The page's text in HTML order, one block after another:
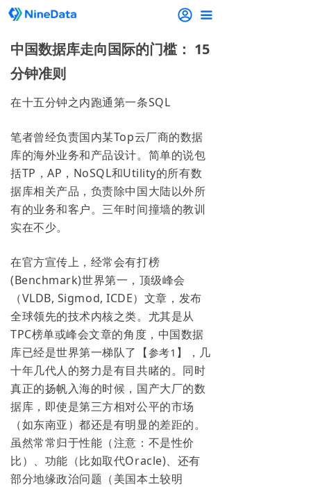
끀
中国数据库走向国际的门槛： 15
分钟准则
在十五分钟之内跑通第一条SQL
笔者曾经负责国内某Top云厂商的数据
库的海外业务和产品设计。简单的说包
括TP，AP，NoSQL和Utility的所有数
据库相关产品，负责除中国大陆以外所
有的业务和客户。三年时间撞墙的教训
实在不少。
在官方宣传上，经常会有打榜
(Benchmark)世界第一，顶级峰会
（VLDB, Sigmod, ICDE）文章，发布
全球领先的技术内核之类。尤其是从
TPC榜单或峰会文章的角度，中国数据
库已经是世界第一梯队了【参考1 】，几
十年几代人的努力是有目共睹的。同时
真正的扬帆入海的时候，国产大厂的数
据库，即使是第三方相对公平的市场
（如东南亚）都还是有明显的差距的。
虽然常常归于性能（注意：不是性价
比）、功能（比如取代Oracle)、还有
部分地缘政治问题（美国本土较明